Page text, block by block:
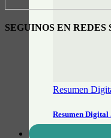
Resumen
Resumen
SEGUINOS EN REDES